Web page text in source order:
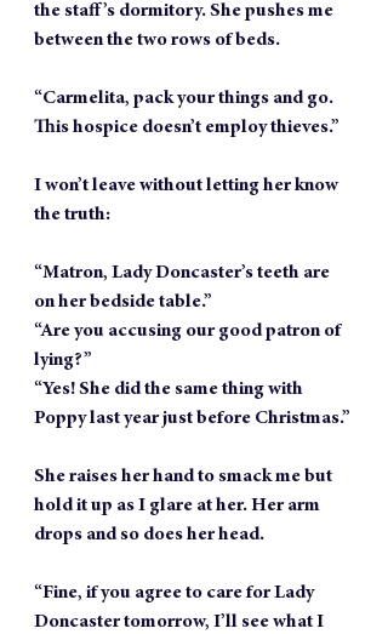
the staff’s dormitory. She pushes me
between the two rows of beds.
“Carmelita, pack your things and go.
This hospice doesn’t employ thieves.”
I won’t leave without letting her know
the truth:
“Matron, Lady Doncaster’s teeth are
on her bedside table.”
“Are you accusing our good patron of
lying?”
“Yes! She did the same thing with
Poppy last year just before Christmas.”
She raises her hand to smack me but
hold it up as I glare at her. Her arm
drops and so does her head.
“Fine, if you agree to care for Lady
Doncaster tomorrow, I’ll see what I